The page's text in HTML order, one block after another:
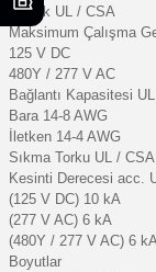
Teknik UL / CSA
Maksimum Çalışma
125 V DC
480Y / 277 V AC
Bağlantı Kapasitesi
Bara 14-8 AWG
İletken 14-4 AWG
Sıkma Torku UL /
Kesinti Derecesi acc.
(125 V DC) 10 kA
(277 V AC) 6 kA
(480Y / 277 V AC) 6 kA
Boyutlar